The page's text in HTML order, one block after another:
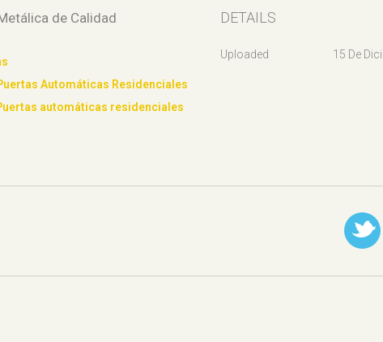
de Calidad
Automáticas Residenciales
automáticas residenciales
DETAILS
Uploaded 15 De